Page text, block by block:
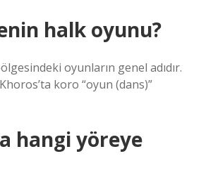
halk oyunu?
oyunların genel adıdır.
koro “oyun (dans)”
hangi yöreye